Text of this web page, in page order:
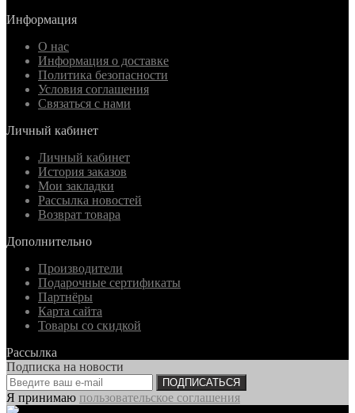
Информация
О нас
Информация о доставке
Политика безопасности
Условия соглашения
Связаться с нами
Личный кабинет
Личный кабинет
История заказов
Мои закладки
Рассылка новостей
Возврат товара
Дополнительно
Производители
Подарочные сертификаты
Партнёры
Карта сайта
Товары со скидкой
Рассылка
Подписка на новости
ПОДПИСАТЬСЯ
Я принимаю пользовательское соглашения